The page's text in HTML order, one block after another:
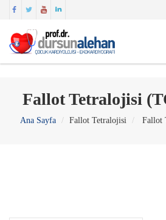
Fallot Tetralojisi
Ana Sayfa Fallot Tetralojisi Fallot